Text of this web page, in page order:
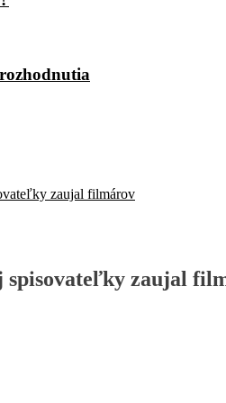
zaujal filmárov
spisovateľky zaujal